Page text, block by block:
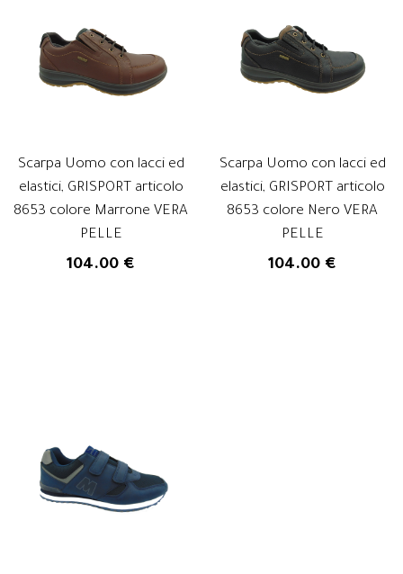
Scarpa Uomo con lacci ed
elastici, GRISPORT articolo
8653 colore Marrone VERA
PELLE
104.00 €
Scarpa Uomo con lacci ed
elastici, GRISPORT articolo
8653 colore Nero VERA
PELLE
104.00 €